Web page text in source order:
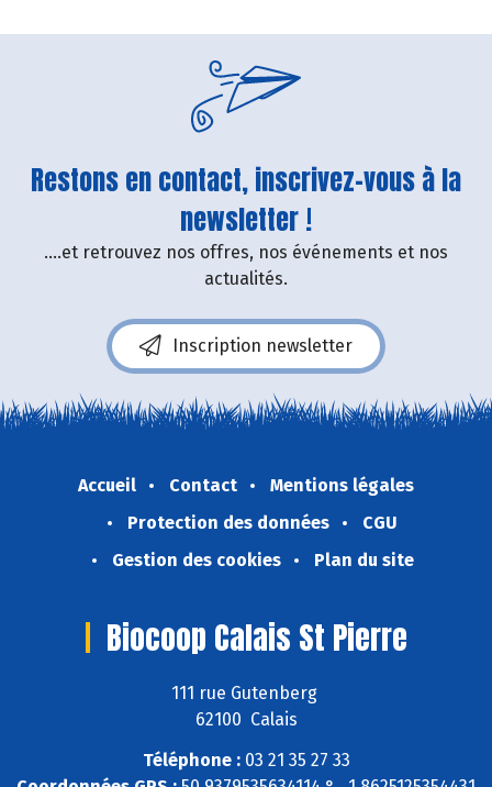
Restons en contact, inscrivez-vous à la
newsletter !
....et retrouvez nos offres, nos événements et nos
actualités.
Inscription newsletter
Accueil Contact
Mentions légales
Protection des données
CGU
Gestion des cookies
Plan du site
Biocoop Calais St Pierre
111 rue Gutenberg
62100 Calais
Téléphone :03 21 35 27 33